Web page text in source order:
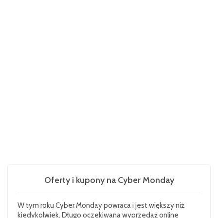
Oferty i kupony na Cyber Monday
W tym roku Cyber Monday powraca i jest większy niż
kiedykolwiek. Długo oczekiwana wyprzedaż online